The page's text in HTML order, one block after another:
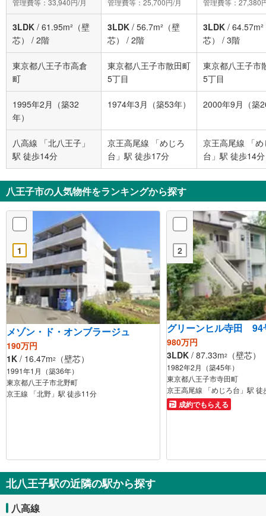
管理費等：33,940円/月 管理費等：25,700円/月 管理費等：27,380
3LDK / 61.95m²（壁
芯）
/ 2階
3LDK / 56.7m²（壁
芯）
/ 2階
3LDK /
芯）
/ 3階
東京都八王子市高倉
町
東京都八王子市散田町
5丁目
東京都八王子市
5丁目
1995年2月（築32
年）
1974年3月（築53年） 2000年9月（築
八高線 「北八王子」
駅 徒歩14分
京王高尾線 「めじろ
台」駅 徒歩17分
京王高尾線 「め
台」駅 徒歩14分
八王子市の人気物件をランキングから探す
1
メゾン・ド・オンブラージュ
190万円
1K / 16.47m2 （壁芯）
1991年1月（築36年）
東京都八王子市北野町
京王線 「北野」駅 徒歩11分
2
グリーンヒル寺田 94
980万円
3LDK / 87.33m2 （壁芯）
1982年2月（築45年）
東京都八王子市寺田町
京王高尾線 「めじろ台」駅 徒
成約でもらえる
北八王子駅の近隣の駅から探す
八高線